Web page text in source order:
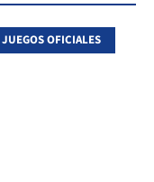
JUEGOS OFICIALES